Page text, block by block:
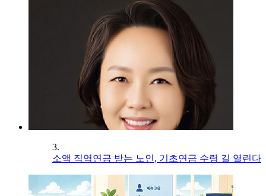
3.
소액 직역연금 받는 노인, 기초연금 수령 길 열린다